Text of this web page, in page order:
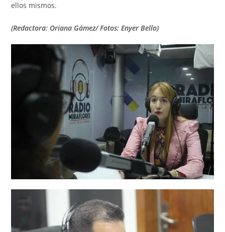
ellos mismos.
(Redactora: Oriana Gámez/ Fotos: Enyer Bello)